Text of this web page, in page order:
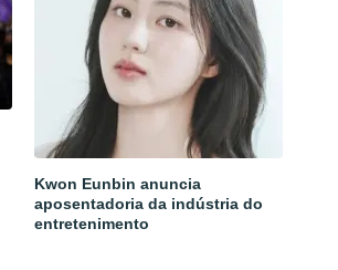
Kwon Eunbin anuncia
aposentadoria da indústria do
entretenimento